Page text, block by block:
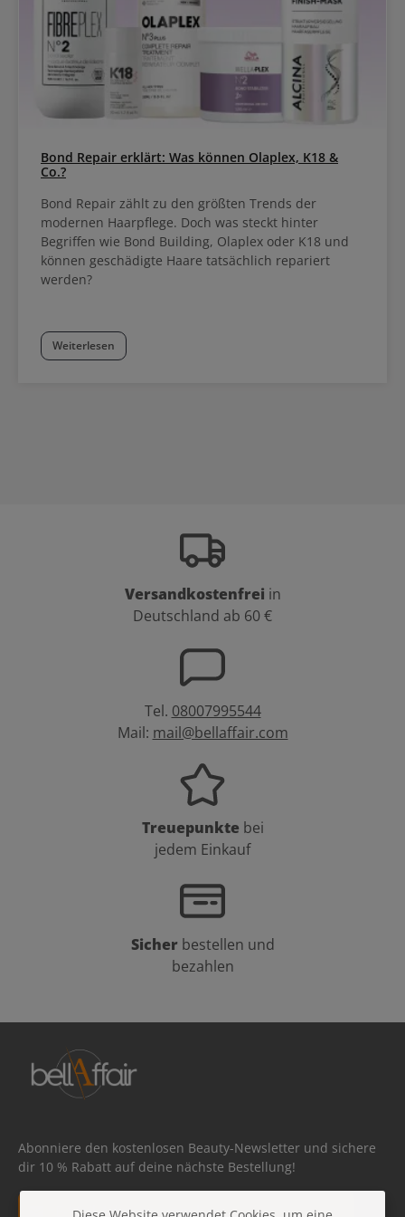
Bond Repair erklärt: Was können Olaplex, K18 &
Co.?
Bond Repair zählt zu den größten Trends der
modernen Haarpflege. Doch was steckt hinter
Begriffen wie Bond Building, Olaplex oder K18 und
können geschädigte Haare tatsächlich repariert
werden?
Weiterlesen
Versandkostenfrei in
Deutschland ab 60 €
Tel. 08007995544
Mail: mail@bellaffair.com
Treuepunkte bei
jedem Einkauf
Sicher bestellen und
bezahlen
Abonniere den kostenlosen Beauty-Newsletter und sichere
dir 10 % Rabatt auf deine nächste Bestellung!
E-Mail-Adresse*